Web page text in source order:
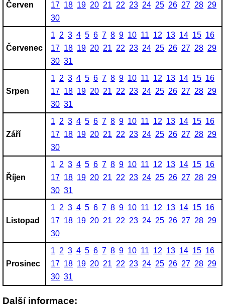
Červen
17 18 19 20 21 22 23 24 25 26 27 28 29
30
Červenec
1 2 3 4 5 6 7 8 9 10 11 12 13 14 15 16
17 18 19 20 21 22 23 24 25 26 27 28 29
30 31
Srpen
1 2 3 4 5 6 7 8 9 10 11 12 13 14 15 16
17 18 19 20 21 22 23 24 25 26 27 28 29
30 31
Září
1 2 3 4 5 6 7 8 9 10 11 12 13 14 15 16
17 18 19 20 21 22 23 24 25 26 27 28 29
30
Říjen
1 2 3 4 5 6 7 8 9 10 11 12 13 14 15 16
17 18 19 20 21 22 23 24 25 26 27 28 29
30 31
Listopad
1 2 3 4 5 6 7 8 9 10 11 12 13 14 15 16
17 18 19 20 21 22 23 24 25 26 27 28 29
30
Prosinec
1 2 3 4 5 6 7 8 9 10 11 12 13 14 15 16
17 18 19 20 21 22 23 24 25 26 27 28 29
30 31
Další informace: